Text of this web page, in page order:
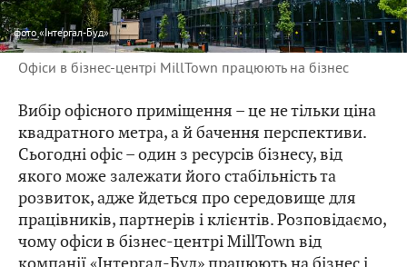
фото«Інтергал-Буд»
Офіси в бізнес-центрі MillTown працюють на бізнес
Вибір офісного приміщення – це не тільки ціна
квадратного метра, а й бачення перспективи.
Сьогодні офіс – один з ресурсів бізнесу, від
якого може залежати його стабільність та
розвиток, адже йдеться про середовище для
працівників, партнерів і клієнтів. Розповідаємо,
чому офіси в бізнес-центрі MillTown від